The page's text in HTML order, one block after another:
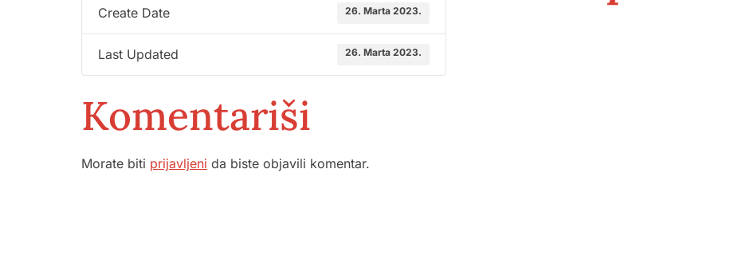
Create Date 26. Marta 2023.
Last Updated 26. Marta 2023.
Komentariši
Morate biti prijavljeni da biste objavili komentar.